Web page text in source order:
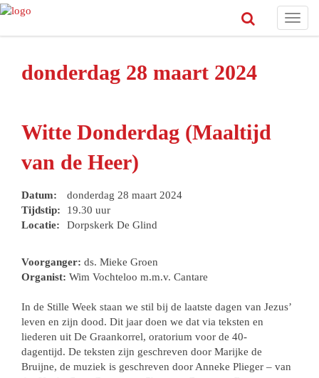
donderdag 28 maart 2024
Witte Donderdag (Maaltijd
van de Heer)
Datum:
donderdag 28 maart 2024
Tijdstip:
19.30 uur
Locatie:
Dorpskerk De Glind
Voorganger: ds. Mieke Groen
Organist: Wim Vochteloo m.m.v. Cantare
In de Stille Week staan we stil bij de laatste dagen van Jezus’
leven en zijn dood. Dit jaar doen we dat via teksten en
liederen uit De Graankorrel, oratorium voor de 40-
dagentijd. De teksten zijn geschreven door Marijke de
Bruijne, de muziek is geschreven door Anneke Plieger – van